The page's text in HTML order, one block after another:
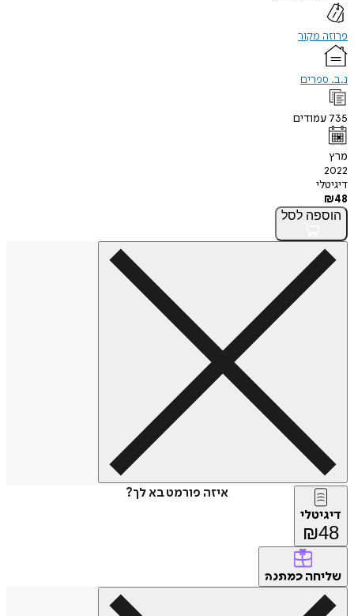
פרוזה מקור
נ.ב. ספרים
735 עמודים
מרץ
2022
דיגיטלי
₪48
הוספה לסל
איזה פורמט בא לך?
דיגיטלי
₪48
שליחה כמתנה